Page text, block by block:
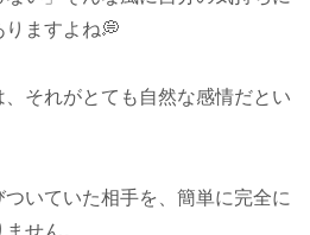
りますよね💭
それがとても自然な感情だとい
いていた相手を、簡単に完全に
せん。